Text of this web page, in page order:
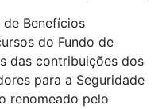
Benefícios
do Fundo de
das contribuições dos
para a Seguridade
renomeado pelo